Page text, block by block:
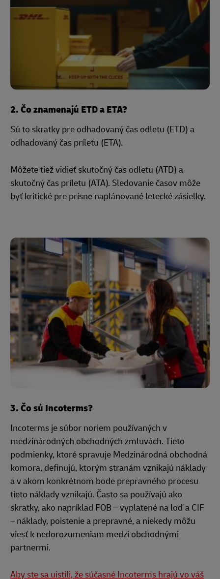
2. Čo znamenajú ETD a ETA?
Sú to skratky pre odhadovaný čas odletu (ETD) a
odhadovaný čas príletu (ETA).
Môžete tiež vidieť skutočný čas odletu (ATD) a
skutočný čas príletu (ATA). Sledovanie časov môže
byť kritické pre prísne naplánované letecké zásielky.
3. Čo sú Incoterms?
Incoterms je súbor noriem používaných v
medzinárodných obchodných zmluvách. Tieto
podmienky, ktoré spravuje Medzinárodná obchodná
komora, definujú, ktorým stranám vznikajú náklady
a v akom konkrétnom bode prepravného procesu
tieto náklady vznikajú. Často sa používajú ako
skratky, ako napríklad FOB – vyplatené na loď a CIF
– náklady, poistenie a prepravné, a niekedy môžu
viesť k nedorozumeniam medzi obchodnými
partnermi.
Aby ste sa uistili, že súčasné Incoterms hrajú vo váš